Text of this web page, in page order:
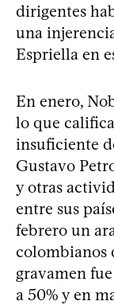
dirigentes
una
Espriella en
En enero,
lo que
insuficiente
Gustavo
y otras
entre sus
febrero un
colombianos
gravamen
a 50% y en